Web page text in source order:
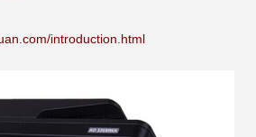
introduction.html